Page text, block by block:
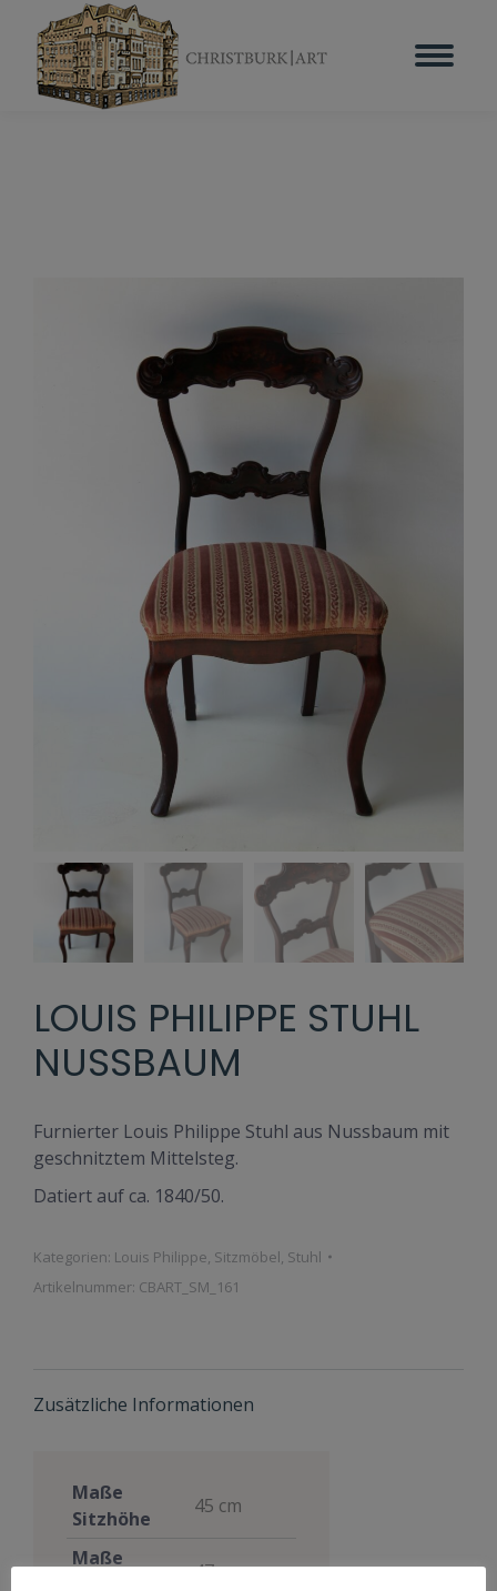
LOUIS PHILIPPE STUHL
NUSSBAUM
Furnierter Louis Philippe Stuhl aus Nussbaum mit
geschnitztem Mittelsteg.
Datiert auf ca. 1840/50.
Kategorien: Louis Philippe, Sitzmöbel, Stuhl
Artikelnummer: CBART_SM_161
Zusätzliche Informationen
Maße
Sitzhöhe
45 cm
Maße
47 cm